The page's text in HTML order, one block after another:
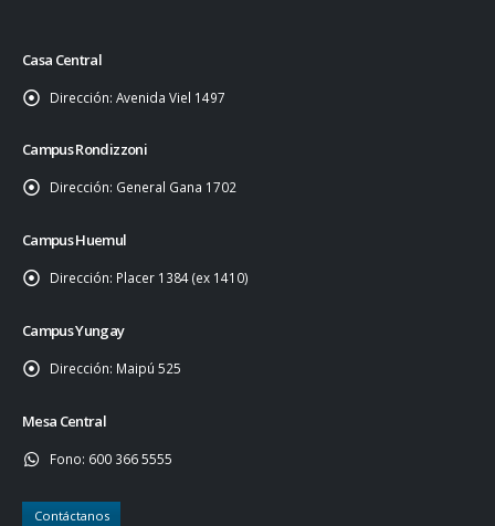
Casa Central
Dirección: Avenida Viel 1497
Campus Rondizzoni
Dirección: General Gana 1702
Campus Huemul
Dirección: Placer 1384 (ex 1410)
Campus Yungay
Dirección: Maipú 525
Mesa Central
Fono: 600 366 5555
Contáctanos